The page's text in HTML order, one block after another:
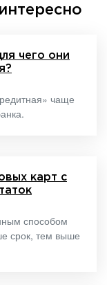
чего они
чаще
карт с
способом
срок, тем выше